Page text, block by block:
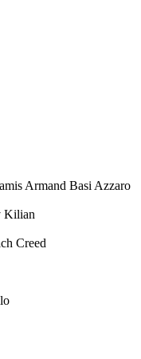
Armand Basi Azzaro
Kilian
Creed